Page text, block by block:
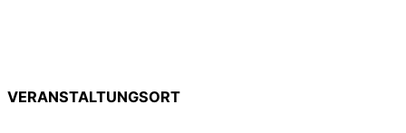
VERANSTALTUNGSORT